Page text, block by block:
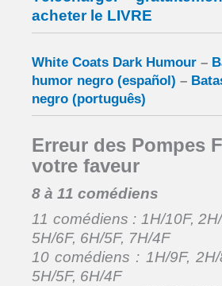
acheter le LIVRE
White Coats Dark Humour –
humor negro (español) –
negro (português)
Erreur des Pompes
votre faveur
8 à 11 comédiens
11 comédiens : 1H/10F,
5H/6F, 6H/5F, 7H/4F
10 comédiens : 1H/9F, 2H/
5H/5F, 6H/4F